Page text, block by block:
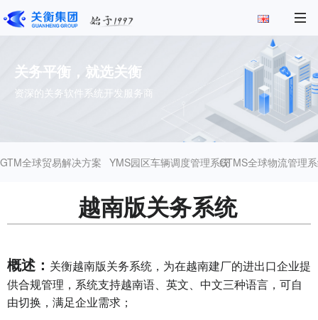
关务平衡，就选关衡
资深的关务软件系统开发服务商
GTM全球贸易解决方案 YMS园区车辆调度管理系统GTMS全球物流管理
越南版关务系统
概述： 关衡越南版关务系统，为在越南建厂的进出口企业提
供合规管理，系统支持越南语、英文、中文三种语言，可自
由切换，满足企业需求；